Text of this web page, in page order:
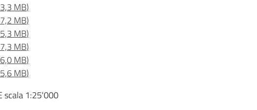
3,3 MB)
7,2 MB)
5,3 MB)
7,3 MB)
6,0 MB)
5,6 MB)
scala 1:25'000